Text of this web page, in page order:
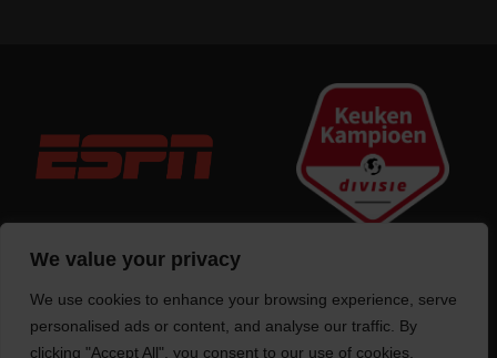
We value your privacy
We use cookies to enhance your browsing experience, serve
personalised ads or content, and analyse our traffic. By
clicking "Accept All", you consent to our use of cookies.
Trotse bouwervan deze website